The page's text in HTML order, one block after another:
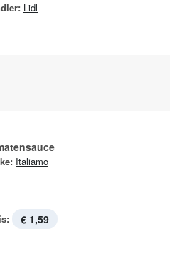
Lidl
Italiamo
€ 1,59